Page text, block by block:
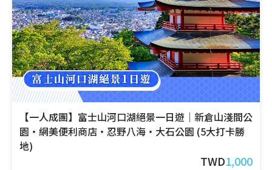
【一人成團】富士山河口湖絕景一日遊｜新倉山淺間公
園・網美便利商店・忍野八海・大石公園 (5大打卡勝
地)
TWD1,000